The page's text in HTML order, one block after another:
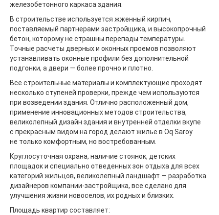
железобетонного каркаса здания.
В строительстве используется жженный кирпич,
поставляемый партнерами застройщика, и высокопрочный
бетон, которому не страшны перепады температуры.
Точные расчеты дверных и оконных проемов позволяют
устанавливать оконные профили без дополнительной
подгонки, а двери — более прочно и плотно.
Все строительные материалы и комплектующие проходят
несколько ступеней проверки, прежде чем используются
при возведении здания. Отлично расположенный дом,
применение инновационных методов строительства,
великолепный дизайн здания и внутренней отделки вкупе
с прекрасным видом на город делают жилье в Oq Saroy
не только комфортным, но востребованным.
Круглосуточная охрана, наличие стоянок, детских
площадок и специально отведенных зон отдыха для всех
категорий жильцов, великолепный ландшафт — разработка
дизайнеров компании-застройщика, все сделано для
улучшения жизни новоселов, их родных и близких.
Площадь квартир составляет: